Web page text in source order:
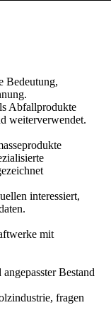
Bedeutung,
Abfallprodukte
weiterverwendet.
interessiert,
mit
Bestand
fragen